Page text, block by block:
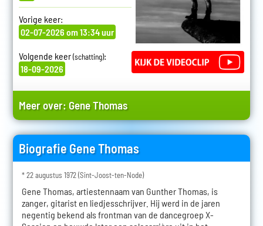
Vorige keer:
02-07-2026 om 13:34 uur
Volgende keer(schatting):
18-09-2026
Meer over: Gene Thomas
Biografie Gene Thomas
* 22 augustus 1972 (Sint-Joost-ten-Node)
Gene Thomas, artiestennaam van Gunther Thomas, is
zanger, gitarist en liedjesschrijver. Hij werd in de jaren
negentig bekend als frontman van de dancegroep X-